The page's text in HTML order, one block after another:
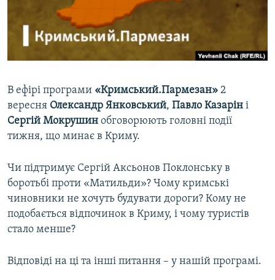
ВІДЕОУРОКИ «ELIFBE»
СВІДЧЕННЯ ОКУПАЦІЇ
Русский
Qırımtatar
Усі сайти RFE/RL
В ефірі програми «Кримський.Пармезан» 2
вересня Олександр Янковський, Павло Казарін і
Сергій Мокрушин обговорюють головні події
тижня, що минає в Криму.
Чи підтримує Сергій Аксьонов Поклонську в
боротьбі проти «Матильди»? Чому кримські
чиновники не хочуть будувати дороги? Кому не
подобається відпочинок в Криму, і чому туристів
стало менше?
Відповіді на ці та інші питання – у нашій програмі.